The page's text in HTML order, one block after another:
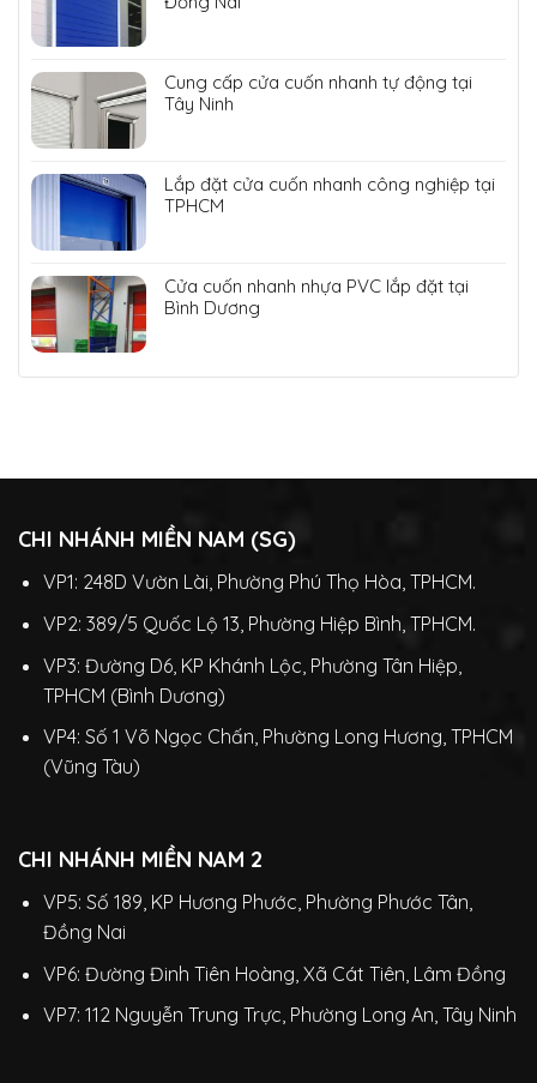
Cung cấp cửa cuốn nhanh tự động tại
Tây Ninh
Lắp đặt cửa cuốn nhanh công nghiệp tại
TPHCM
Cửa cuốn nhanh nhựa PVC lắp đặt tại
Bình Dương
CHI NHÁNH MIỀN NAM (SG)
VP1: 248D Vườn Lài, Phường Phú Thọ Hòa, TPHCM.
VP2: 389/5 Quốc Lộ 13, Phường Hiệp Bình, TPHCM.
VP3: Đường D6, KP Khánh Lộc, Phường Tân Hiệp,
TPHCM (Bình Dương)
VP4: Số 1 Võ Ngọc Chấn, Phường Long Hương, TPHCM
(Vũng Tàu)
CHI NHÁNH MIỀN NAM 2
VP5: Số 189, KP Hương Phước, Phường Phước Tân,
Đồng Nai
VP6: Đường Đinh Tiên Hoàng, Xã Cát Tiên, Lâm Đồng
VP7: 112 Nguyễn Trung Trực, Phường Long An, Tây Ninh